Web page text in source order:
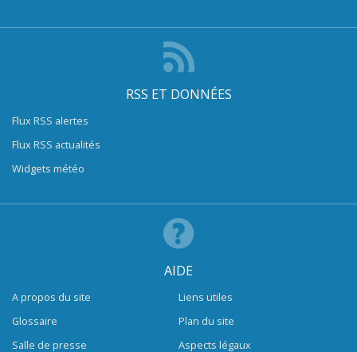
RSS ET DONNÉES
Flux RSS alertes
Flux RSS actualités
Widgets météo
AIDE
A propos du site
Glossaire
Salle de presse
Liens utiles
Plan du site
Aspects légaux